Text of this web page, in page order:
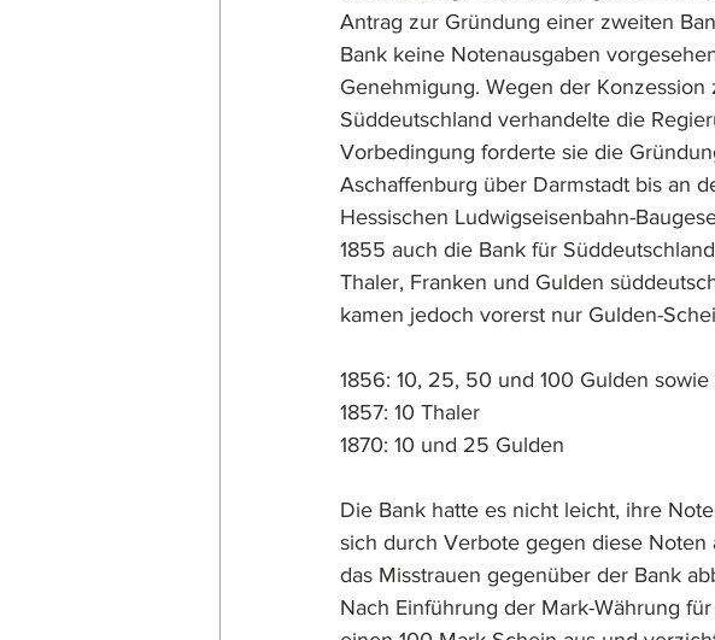
Antrag zur Gründung einer zweiten
Bank keine Notenausgaben
Genehmigung. Wegen der
Süddeutschland verhandelte die
Vorbedingung forderte sie die
Aschaffenburg über Darmstadt bis an
Hessischen Ludwigseisenbahn-
1855 auch die Bank für
Thaler, Franken und Gulden
kamen jedoch vorerst nur Gulden-
1856: 10, 25, 50 und 100 Gulden
1857: 10 Thaler
1870: 10 und 25 Gulden
Die Bank hatte es nicht leicht, ihre
sich durch Verbote gegen diese
das Misstrauen gegenüber der Bank
Nach Einführung der Mark-Währung